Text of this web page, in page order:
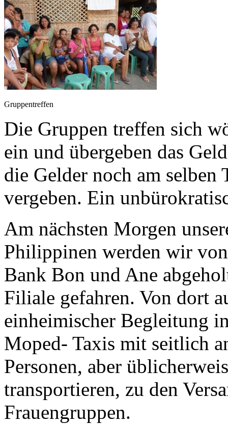
Gruppentreffen
Die Gruppen treffen sich
ein und übergeben das
die Gelder noch am
vergeben. Ein
Am nächsten Morgen
Philippinen werden wir
Bank Bon und Ane
Filiale gefahren. Von dort
einheimischer Begleitung
Moped- Taxis mit seitlich
Personen, aber
transportieren, zu den
Frauengruppen.